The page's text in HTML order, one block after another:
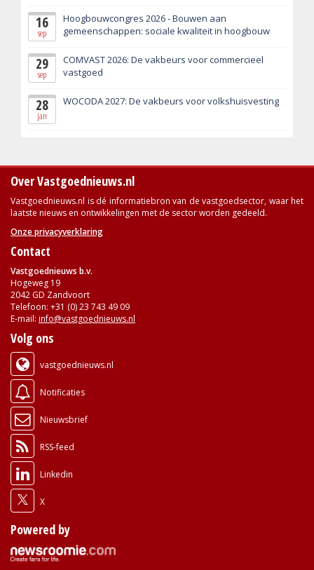
16
sep
Hoogbouwcongres 2026 - Bouwen aan
gemeenschappen: sociale kwaliteit in hoogbouw
29
sep
COMVAST 2026: De vakbeurs voor commercieel
vastgoed
28
jan
WOCODA 2027: De vakbeurs voor volkshuisvesting
Over Vastgoednieuws.nl
Vastgoednieuws.nl is dé informatiebron van de vastgoedsector, waar het
laatste nieuws en ontwikkelingen met de sector worden gedeeld.
Onze privacyverklaring
Contact
Vastgoednieuws b.v.
Hogeweg 19
2042 GD Zandvoort
Telefoon: +31 (0) 23 743 49 09
E-mail: info@vastgoednieuws.nl
Volg ons
vastgoednieuws.nl
Notificaties
Nieuwsbrief
RSS-feed
Linkedin
X
Powered by